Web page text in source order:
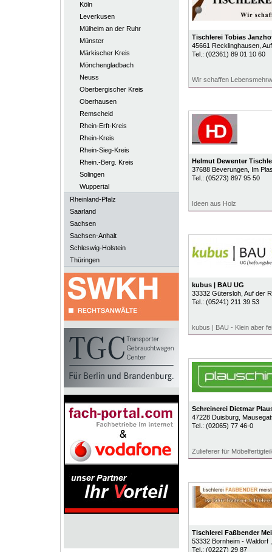
Köln
Leverkusen
Mülheim an der Ruhr
Münster
Märkischer Kreis
Mönchengladbach
Neuss
Oberbergischer Kreis
Oberhausen
Remscheid
Rhein-Erft-Kreis
Rhein-Kreis
Rhein-Sieg-Kreis
Rhein.-Berg. Kreis
Solingen
Wuppertal
Rheinland-Pfalz
Saarland
Sachsen
Sachsen-Anhalt
Schleswig-Holstein
Thüringen
Tischlerei Tobias
45661 Recklinghausen,
Tel.: (02361) 89 01 10 60
Wir schaffen
Helmut Dewenter
37688 Beverungen, Im
Tel.: (05273) 897 95 50
Ideen aus Holz
kubus | BAU UG
33332 Gütersloh, Auf der
Tel.: (05241) 211 39 53
kubus | BAU - Klein aber
Schreinerei Dietmar
47228 Duisburg,
Tel.: (02065) 77 46-0
Zulieferer für
Tischlerei Faßbender
53332 Bornheim - Waldorf
Tel.: (02227) 29 87